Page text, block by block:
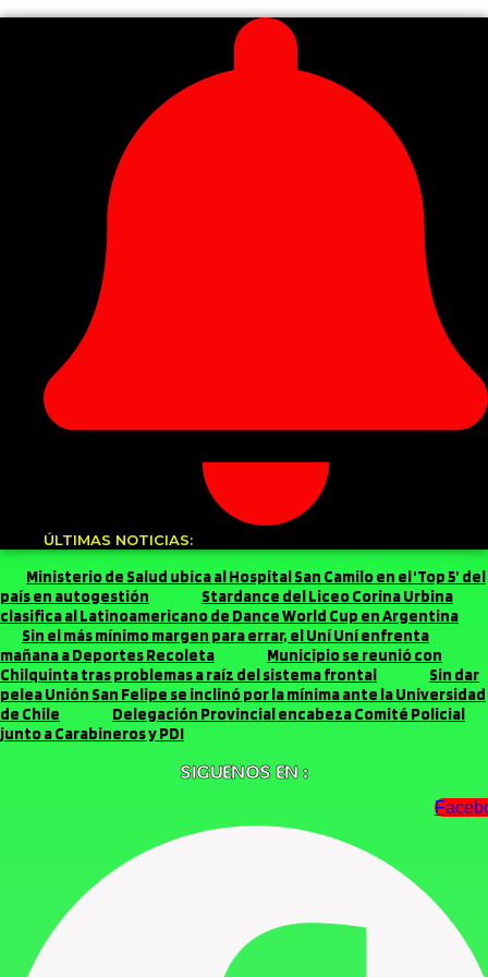
ÚLTIMAS NOTICIAS:
Ministerio de Salud ubica al Hospital San Camilo en el ‘Top 5’ del
país en autogestión
Stardance del Liceo Corina Urbina
clasifica al Latinoamericano de Dance World Cup en Argentina
Sin el más mínimo margen para errar, el Uní Uní enfrenta
mañana a Deportes Recoleta
Municipio se reunió con
Chilquinta tras problemas a raíz del sistema frontal
Sin dar
pelea Unión San Felipe se inclinó por la mínima ante la Universidad
de Chile
Delegación Provincial encabeza Comité Policial
junto a Carabineros y PDI
SIGUENOS EN :